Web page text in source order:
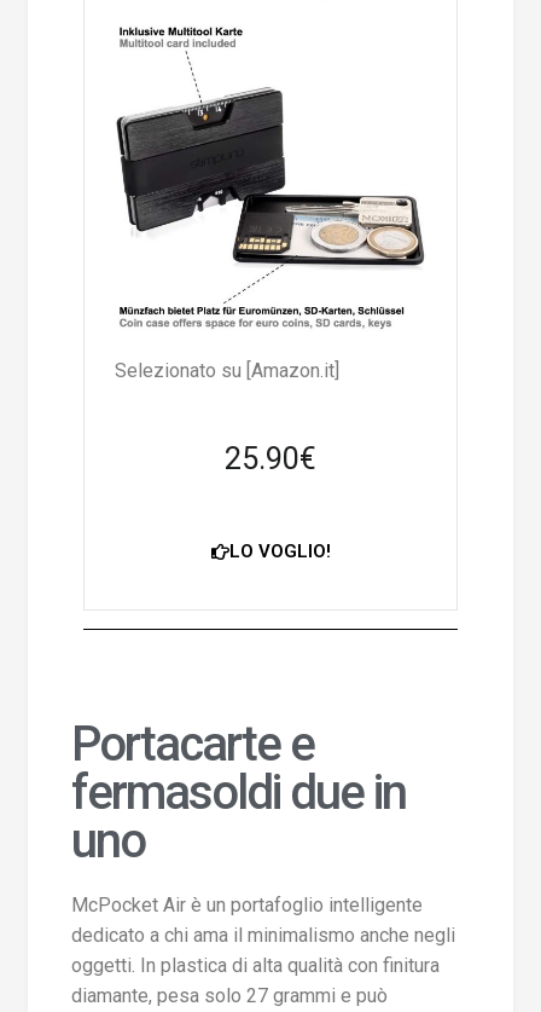
Selezionato su [Amazon.it]
25.90€
LO VOGLIO!
Portacarte e
fermasoldi due in
uno
McPocket Air è un portafoglio intelligente
dedicato a chi ama il minimalismo anche negli
oggetti. In plastica di alta qualità con finitura
diamante, pesa solo 27 grammi e può